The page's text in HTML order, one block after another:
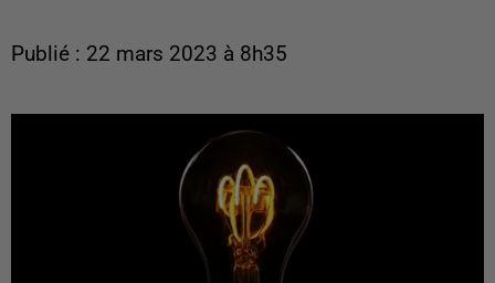
Publié : 22 mars 2023 à 8h35